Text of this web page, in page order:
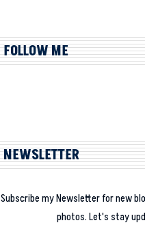
FOLLOW ME
NEWSLETTER
Subscribe my Newsletter for new
photos. Let's stay